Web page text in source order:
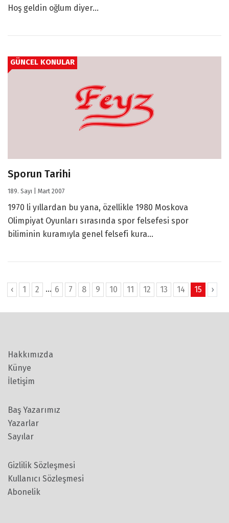
Hoş geldin oğlum diyer...
GÜNCEL KONULAR
Sporun Tarihi
189. Sayı | Mart 2007
1970 li yıllardan bu yana, özellikle 1980 Moskova
Olimpiyat Oyunları sırasında spor felsefesi spor
biliminin kuramıyla genel felsefi kura...
‹ 1 2 ... 6 7 8 9 10 11 12 13 14 15 ›
Hakkımızda
Künye
İletişim
Baş Yazarımız
Yazarlar
Sayılar
Gizlilik Sözleşmesi
Kullanıcı Sözleşmesi
Abonelik